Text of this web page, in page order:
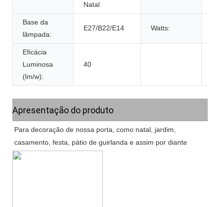
Natal
Base da
lâmpada:
E27/B22/E14 Watts:
Eficácia
Luminosa
(lm/w):
40
Apresentação do produto
Para decoração de nossa porta, como natal, jardim,
casamento, festa, pátio de guirlanda e assim por diante